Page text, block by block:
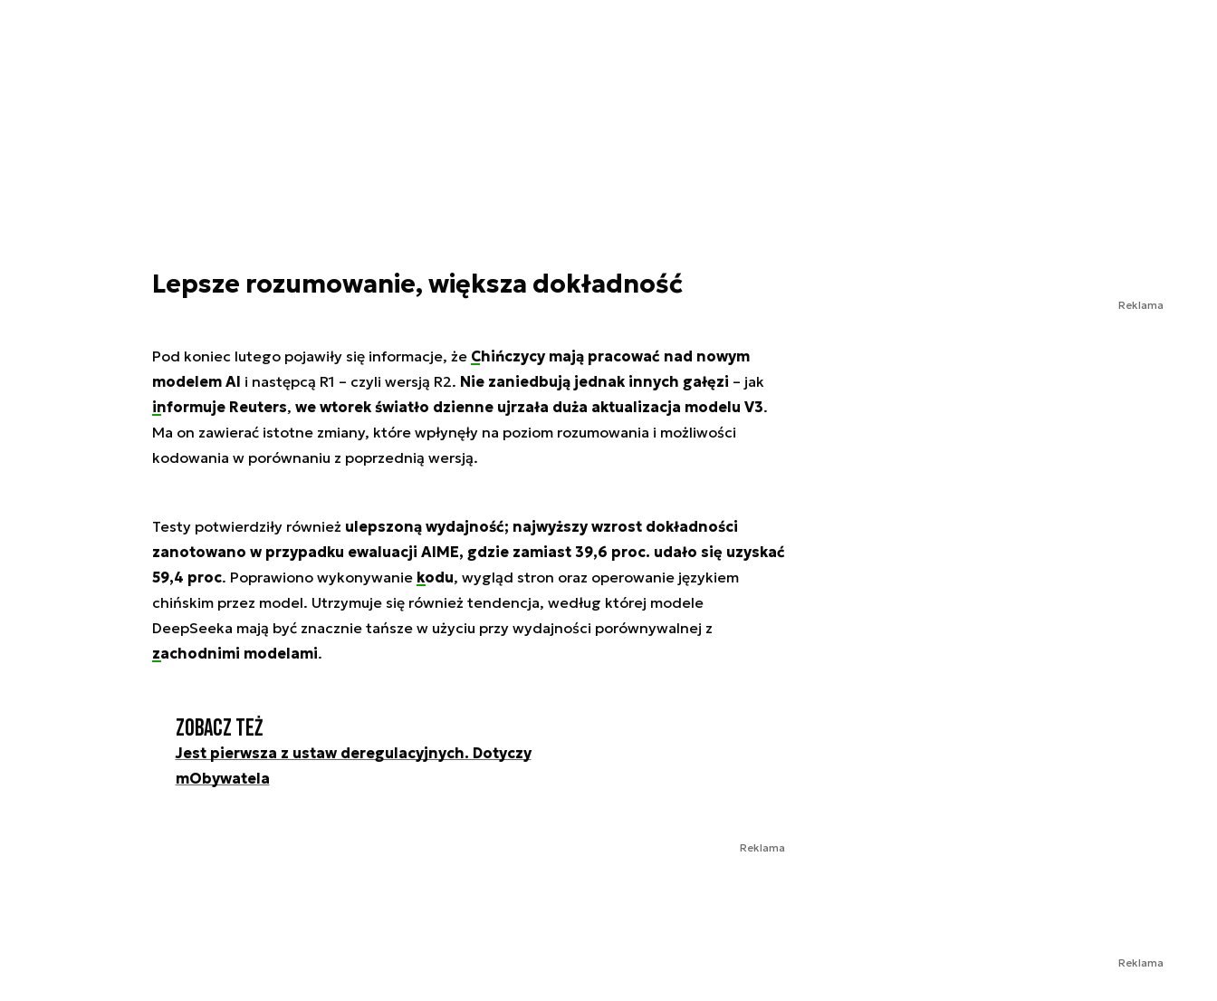
Lepsze rozumowanie, większa dokładność
Pod koniec lutego pojawiły się informacje, że Chińczycy mają pracować nad nowym
modelem AI i następcą R1 – czyli wersją R2. Nie zaniedbują jednak innych gałęzi – jak
informuje Reuters, we wtorek światło dzienne ujrzała duża aktualizacja modelu V3.
Ma on zawierać istotne zmiany, które wpłynęły na poziom rozumowania i możliwości
kodowania w porównaniu z poprzednią wersją.
Testy potwierdziły również ulepszoną wydajność; najwyższy wzrost dokładności
zanotowano w przypadku ewaluacji AIME, gdzie zamiast 39,6 proc. udało się uzyskać
59,4 proc. Poprawiono wykonywanie kodu, wygląd stron oraz operowanie językiem
chińskim przez model. Utrzymuje się również tendencja, według której modele
DeepSeeka mają być znacznie tańsze w użyciu przy wydajności porównywalnej z
zachodnimi modelami.
Zobacz też
Jest pierwsza z ustaw deregulacyjnych. Dotyczy
mObywatela
Reklama
Reklama
Reklama